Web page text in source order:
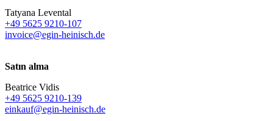
Tatyana Levental
+49 5625 9210-107
invoice@egin-heinisch.de
Satın alma
Beatrice Vidis
+49 5625 9210-139
einkauf@egin-heinisch.de